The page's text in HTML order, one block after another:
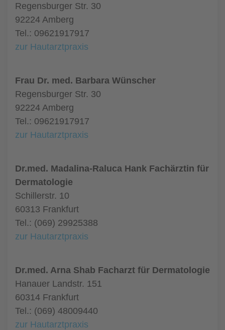
Regensburger Str. 30
92224 Amberg
Tel.: 09621917917
zur Hautarztpraxis
Frau Dr. med. Barbara Wünscher
Regensburger Str. 30
92224 Amberg
Tel.: 09621917917
zur Hautarztpraxis
Dr.med. Madalina-Raluca Hank Fachärztin für
Dermatologie
Schillerstr. 10
60313 Frankfurt
Tel.: (069) 29925388
zur Hautarztpraxis
Dr.med. Arna Shab Facharzt für Dermatologie
Hanauer Landstr. 151
60314 Frankfurt
Tel.: (069) 48009440
zur Hautarztpraxis